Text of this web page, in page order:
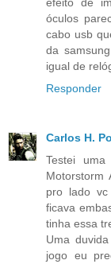
efeito de
óculos
cabo usb
da
igual de
Responder
Carlos H.
Testei
Motorstorm
pro lado
ficava
tinha essa
Uma
jogo eu